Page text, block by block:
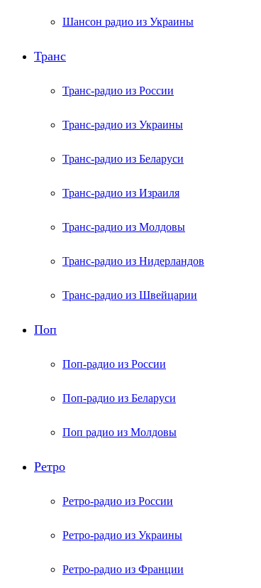
Шансон радио из Украины
Транс
Транс-радио из России
Транс-радио из Украины
Транс-радио из Беларуси
Транс-радио из Израиля
Транс-радио из Молдовы
Транс-радио из Нидерландов
Транс-радио из Швейцарии
Поп
Поп-радио из России
Поп-радио из Беларуси
Поп радио из Молдовы
Ретро
Ретро-радио из России
Ретро-радио из Украины
Ретро-радио из Франции